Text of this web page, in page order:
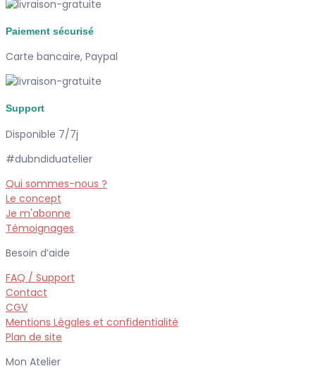
Paiement sécurisé
Carte bancaire, Paypal
Support
Disponible 7/7j
#dubndiduatelier
Qui sommes-nous ?
Le concept
Je m'abonne
Témoignages
Besoin d’aide
FAQ / Support
Contact
CGV
Mentions Légales et confidentialité
Plan de site
Mon Atelier